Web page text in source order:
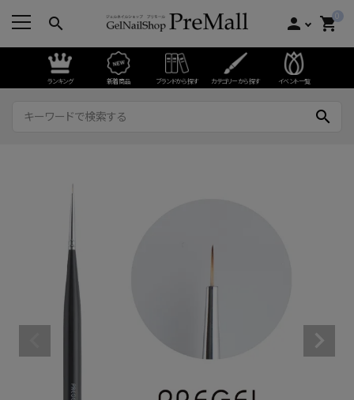
search person 0
shopping_cart
ランキング 新着商品 ブランドから探す カテゴリーから探す イベント一覧
search